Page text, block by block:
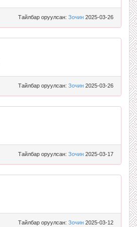
Тайлбар оруулсан: Зочин 2025-03-26
Тайлбар оруулсан: Зочин 2025-03-26
Тайлбар оруулсан: Зочин 2025-03-17
Тайлбар оруулсан: Зочин 2025-03-12